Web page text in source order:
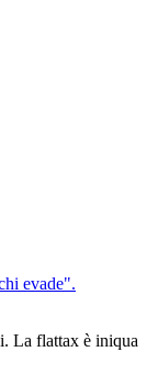
evade".
La flattax è iniqua